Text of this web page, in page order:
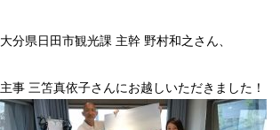
大分県日田市観光課 主幹 野村和之さん、
主事 三笘真依子さんにお越しいただきました！